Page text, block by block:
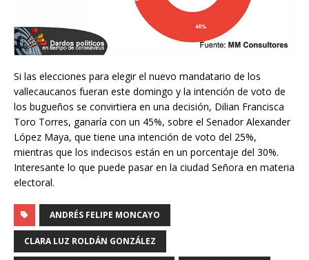
Si las elecciones para elegir el nuevo mandatario de los
vallecaucanos fueran este domingo y la intención de voto de
los bugueños se convirtiera en una decisión, Dilian Francisca
Toro Torres, ganaría con un 45%, sobre el Senador Alexander
López Maya, que tiene una intención de voto del 25%,
mientras que los indecisos están en un porcentaje del 30%.
Interesante lo que puede pasar en la ciudad Señora en materia
electoral.
ANDRÉS FELIPE MONCAYO
CLARA LUZ ROLDÁN GONZÁLEZ